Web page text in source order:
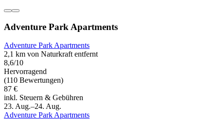
Adventure Park Apartments
Adventure Park Apartments
2,1 km von Naturkraft entfernt
8,6/10
Hervorragend
(110 Bewertungen)
87 €
inkl. Steuern & Gebühren
23. Aug.–24. Aug.
Adventure Park Apartments